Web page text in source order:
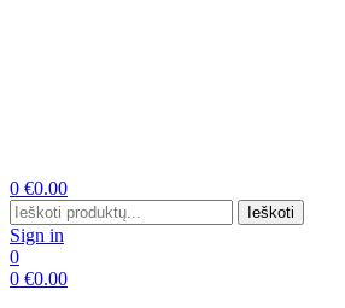
0 €0.00
Search
for:
Ieškoti
Sign in
0
0 €0.00